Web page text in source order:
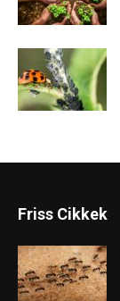
Friss Cikkek